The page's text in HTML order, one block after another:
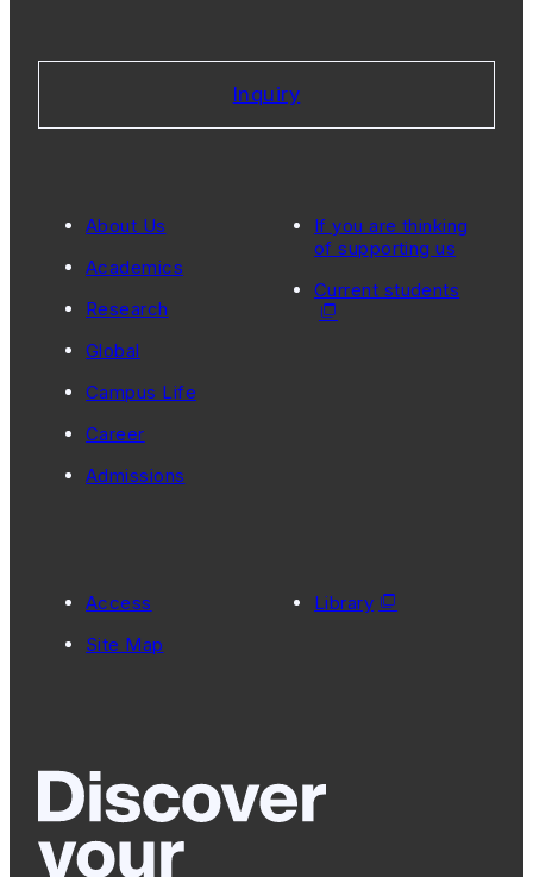
Inquiry
About Us
Academics
Research
Global
Campus Life
Career
Admissions
If you are thinking
of supporting us
Current students
Access
Site Map
Library